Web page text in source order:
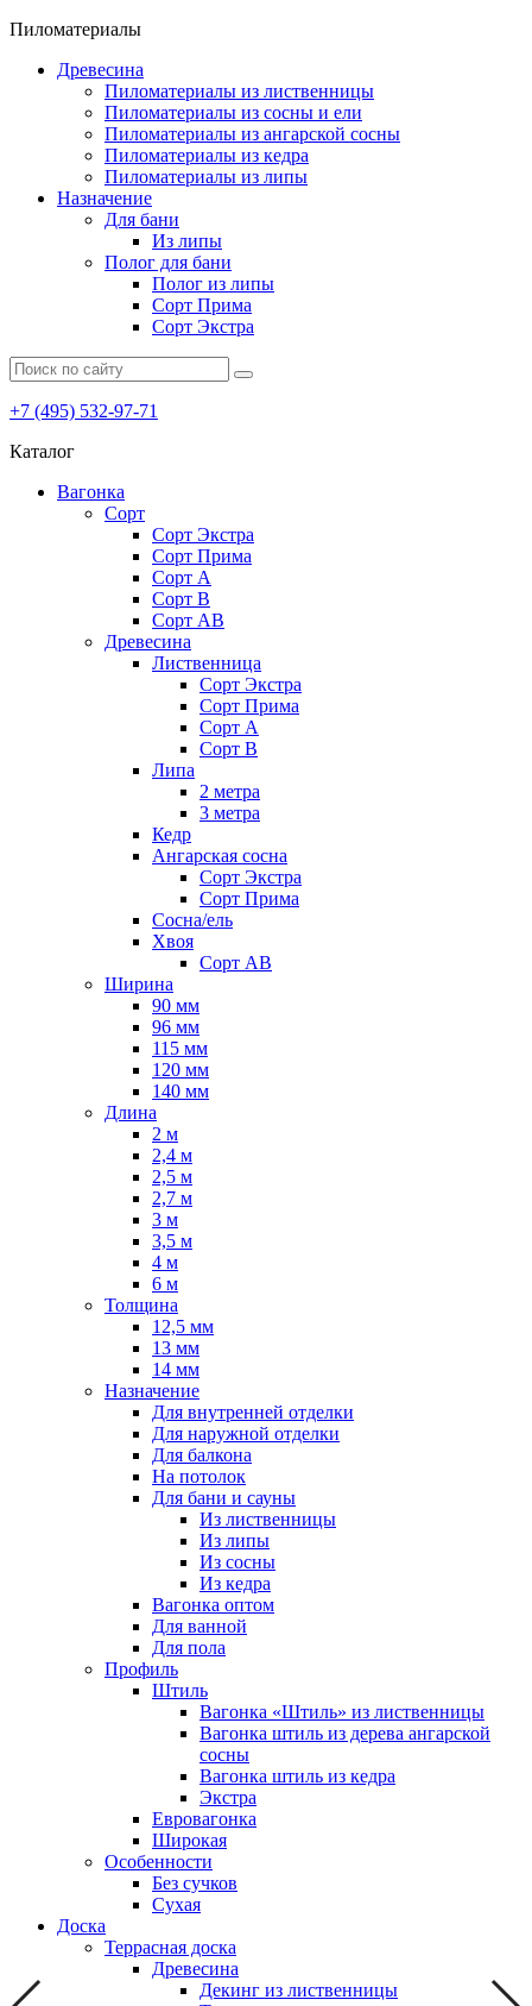
Пиломатериалы
Древесина
Пиломатериалы из лиственницы
Пиломатериалы из сосны и ели
Пиломатериалы из ангарской сосны
Пиломатериалы из кедра
Пиломатериалы из липы
Назначение
Для бани
Из липы
Полог для бани
Полог из липы
Сорт Прима
Сорт Экстра
+7 (495) 532-97-71
Каталог
Вагонка
Сорт
Сорт Экстра
Сорт Прима
Сорт A
Сорт В
Сорт AB
Древесина
Лиственница
Сорт Экстра
Сорт Прима
Сорт А
Сорт В
Липа
2 метра
3 метра
Кедр
Ангарская сосна
Cорт Экстра
Сорт Прима
Сосна/ель
Хвоя
Сорт AB
Ширина
90 мм
96 мм
115 мм
120 мм
140 мм
Длина
2 м
2,4 м
2,5 м
2,7 м
3 м
3,5 м
4 м
6 м
Толщина
12,5 мм
13 мм
14 мм
Назначение
Для внутренней отделки
Для наружной отделки
Для балкона
На потолок
Для бани и сауны
Из лиственницы
Из липы
Из сосны
Из кедра
Вагонка оптом
Для ванной
Для пола
Профиль
Штиль
Вагонка «Штиль» из лиственницы
Вагонка штиль из дерева ангарской
сосны
Вагонка штиль из кедра
Экстра
Евровагонка
Широкая
Особенности
Без сучков
Сухая
Доска
Террасная доска
Древесина
Декинг из лиственницы